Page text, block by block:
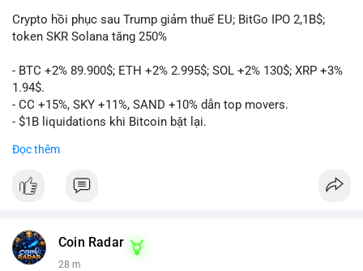
Crypto hồi phục sau Trump giảm thuế EU; BitGo IPO 2,1B$;
token SKR Solana tăng 250%
- BTC +2% 89.900$; ETH +2% 2.995$; SOL +2% 130$; XRP +3%
1.94$.
- CC +15%, SKY +11%, SAND +10% dẫn top movers.
- $1B liquidations khi Bitcoin bật lại.
- Vitalik đề xuất DVT staking cho Ethereum.
- Senate Ag Committee tiến hành Clarity Act.
- Tòa án Nga công nhận crypto là tài sản.
- Trump hy vọng ký bill cấu trúc thị trường crypto.
Đọc thêm
Coin Radar
28 m